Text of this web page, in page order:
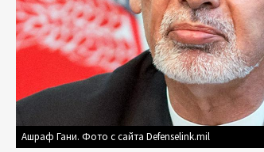
Ашраф Гани. Фото с сайта Defenselink.mil